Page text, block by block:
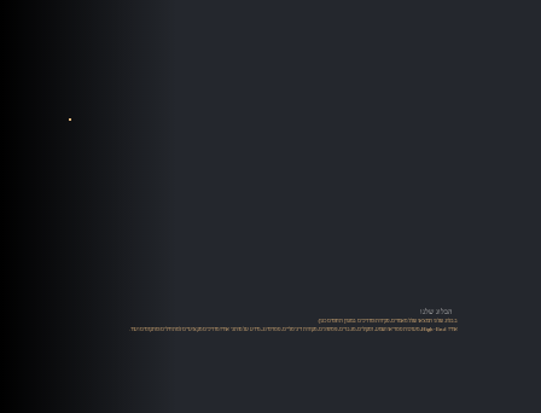
הבלוג שלנו
בבלוג שלנו תמצאו שלל מאמרים, סקירות ומדריכים במגוון תחומים כגון:
אודיו High-End, מערכות סטריאו ושמע, רמקולים, מגברים, פטיפונים, מקורות דיגיטליים, סטרימינג, מידע על מותגי אודיו מדריכים מקצועיים למתחילים ומתקדמים ועוד.